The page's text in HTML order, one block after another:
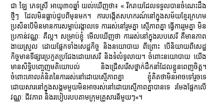
ជា ឡៃ ភេទស្រី អាយុ៣០ឆ្នាំ យល់ឃើញថា៖ « រីករាយដែលទទួលបានចំណេះដឹង
ថ្មីៗ ដែលមិនធ្លាប់ជួបពីមុនមក។ ការបង្កើតសហករណ៍នៅក្នុងសម័យខ្មែរក្រហម
ប្រសិនបើមិនមានការសម្លាប់រង្គាលទេ ការរស់នៅរួមគ្នា ស្មើភាពគ្នា ធ្វើការរួមគ្នា មិន
ប្រកាន់វណ្ណៈ គឺល្អ។ សម្រាប់ខ្ញុំ មើលឃើញថា ការរស់នៅក្នុងរបបសេរី គឺមានភាព
ងាយស្រួល ដោយផ្អែកទាំងសេដ្ឋកិច្ច និងនយោបាយ ពីព្រោះ បើនិយាយពីសេដ្ឋ
កិច្ចមានទីផ្សារប្រកួតប្រជែងដោយសេរី និងទំលំទូលាយ។ ចំពោះនយោបាយ យើង
មានសិទ្ធិបញ្ចេញមតិយោបល់ និងជ្រើសរើសថ្នាក់ដឹកនាំដែលខ្លួនពេញចិត្ដ។
ចំពោះគោលគំនិតនៃការរស់នៅដោយស្មើភាពគ្នា ខ្ញុំគិតថាមិនអាចទៅរួចទេ
ដោយសារនៅក្នុងសង្គមមួយមិនអាចរស់នៅដោយស្មើភាពគ្នាបានទេ រមែងផ្អែកលើ
វណ្ណៈ ជីវភាព និងរបៀបរបបតាមក្រុមគ្រួសារនីមួយៗ»។